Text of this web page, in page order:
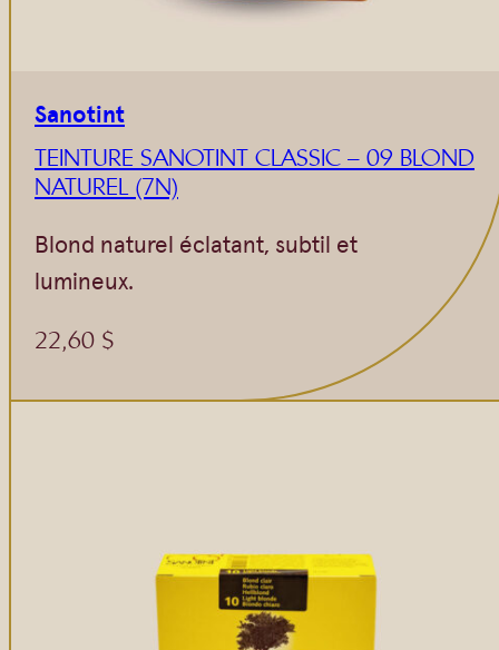
Sanotint
TEINTURE SANOTINT CLASSIC – 09 BLOND
NATUREL (7N)
Blond naturel éclatant, subtil et
lumineux.
22,60 $